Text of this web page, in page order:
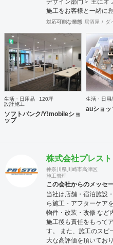
施工をお客様と一緒に
ョップ指定業者の施工
team geoworks チーム
装工事職」+「電気専門
長年にわたり、クオリ
理解スピードも速い為
負しております。 対応
陸・関西・中国・九州
は、要相談。実績あり
対応可能な業態 居酒屋 ダ
生活・日用品
120坪
設計施工
ソフトバンク/Y!mobileショ
ップ
生活・日用
auショッ
株式会社プレスト
神奈川県川崎市高津区
施工管理
この会社からのメッセ
当社は店舗・宿泊施設
ら施工・アフターケア
物件・改装・改修 など
施工後も責任をもって
す。 また、施工のスピ
大な高評価を頂いてお